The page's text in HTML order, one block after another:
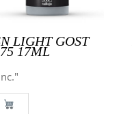
LIGHT GOST
17ML